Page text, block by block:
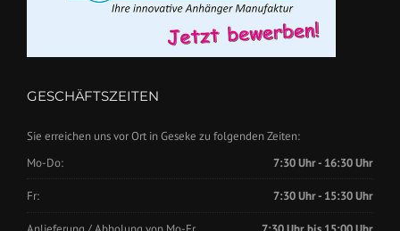
GESCHÄFTSZEITEN
Sie erreichen uns vor Ort in Geseke zu folgenden Zeiten:
Mo-Do:
7:30 Uhr - 16:30 Uhr
Fr: 7:30 Uhr - 15:30 Uhr